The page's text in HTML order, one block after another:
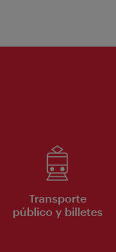
Transporte
público y billetes